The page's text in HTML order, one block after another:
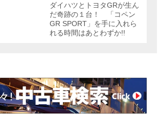
ダイハツとトヨタGRが生ん
だ奇跡の１台！ 「コペン
GR SPORT」を手に入れら
れる時間はあとわずか!!